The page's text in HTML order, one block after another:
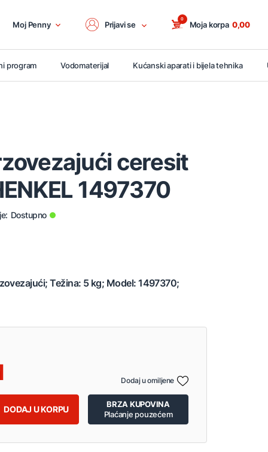
Moj Penny Prijavi se Moja korpa
0
0,00
program Vodomaterijal Kućanski aparati i bijela tehnika
ceresit
1497370
Dostupno
Težina: 5 kg; Model: 1497370;
DODAJ U KORPU
BRZA KUPOVINA
Plaćanje pouzećem
Dodaj u omiljene